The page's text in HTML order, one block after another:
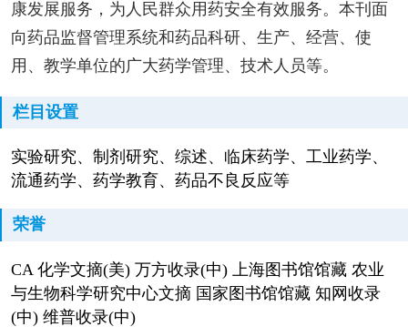
康发展服务，为人民群众用药安全有效服务。本刊面
向药品监督管理系统和药品科研、生产、经营、使
用、教学单位的广大药学管理、技术人员等。
栏目设置
实验研究、制剂研究、综述、临床药学、工业药学、
流通药学、药学教育、药品不良反应等
荣誉
CA 化学文摘(美) 万方收录(中) 上海图书馆馆藏 农业
与生物科学研究中心文摘 国家图书馆馆藏 知网收录
(中) 维普收录(中)